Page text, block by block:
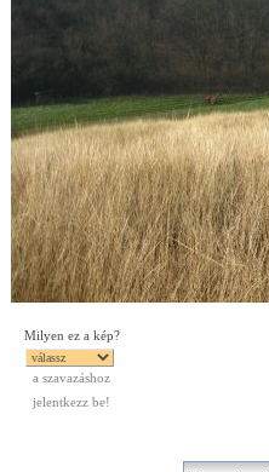
Milyen ez a kép?
a szavazáshoz
jelentkezz be!